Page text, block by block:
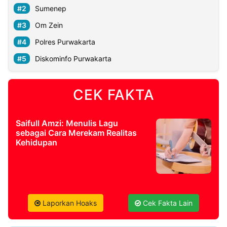
Sumenep
Om Zein
Polres Purwakarta
Diskominfo Purwakarta
CEK FAKTA
Saifull Amzi: Menulis Lagu
sebagai Cara Merekam Realitas
Kehidupan
Laporkan Hoaks Cek Fakta Lain